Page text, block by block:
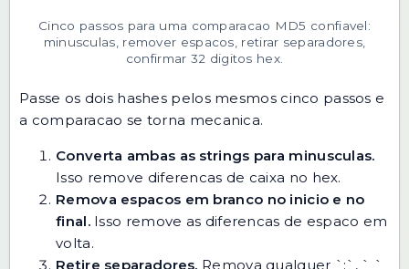
Cinco passos para uma comparacao MD5 confiavel:
minusculas, remover espacos, retirar separadores,
confirmar 32 digitos hex.
Passe os dois hashes pelos mesmos cinco passos e
a comparacao se torna mecanica.
Converta ambas as strings para minusculas.
Isso remove diferencas de caixa no hex.
Remova espacos em branco no inicio e no
final.Isso remove as diferencas de espaco em
volta.
Retire separadores. Remova qualquer `:`, ` `